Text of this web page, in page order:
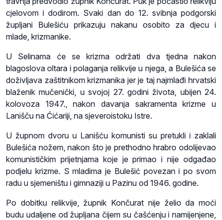
cjelovom i dodirom. Svaki dan do 12. svibnja podgorski
župljani Bulešiću prikazuju nakanu osobito za djecu i
mlade, krizmanike.
U Selinama će se krizma održati dva tjedna nakon
blagoslova oltara i polaganja relikvije u njega, a Bulešića se
doživljava zaštitnikom krizmanika jer je taj najmlađi hrvatski
blaženik mučenički, u svojoj 27. godini života, ubijen 24.
kolovoza 1947., nakon davanja sakramenta krizme u
Lanišču na Ćićariji, na sjeveroistoku Istre.
U župnom dvoru u Lanišću komunisti su pretukli i zaklali
Bulešića nožem, nakon što je prethodno hrabro odolijevao
komunističkim prijetnjama koje je primao i nije odgađao
podjelu krizme. S mladima je Bulešić povezan i po svom
radu u sjemeništu i gimnaziji u Pazinu od 1946. godine.
Po dobitku relikvije, župnik Končurat nije želio da moći
budu udaljene od župljana čijem su čašćenju i namijenjene,